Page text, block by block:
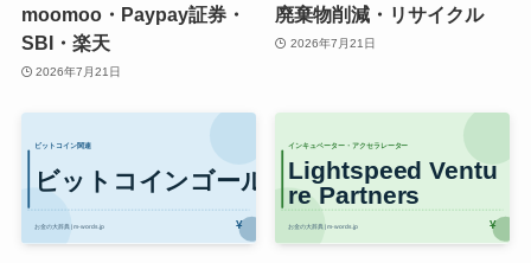
moomoo・Paypay証券・
SBI・楽天
2026年7月21日
廃棄物削減・リサイクル
2026年7月21日